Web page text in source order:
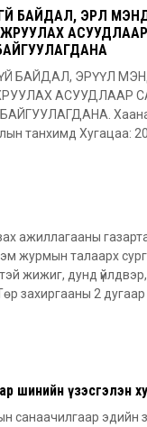
БАЙДАЛ, ЭРҮҮЛ
БАЙДАЛ, ЭРҮҮЛ
АСУУДЛААР
Хаана:
танхимд Хугацаа:
ажиллагааны
журмын талаарх
жижиг, дунд үйлдвэр,
Төр захиргааны 2
шинийн үзэсгэлэн
санаачилгаар эдийн